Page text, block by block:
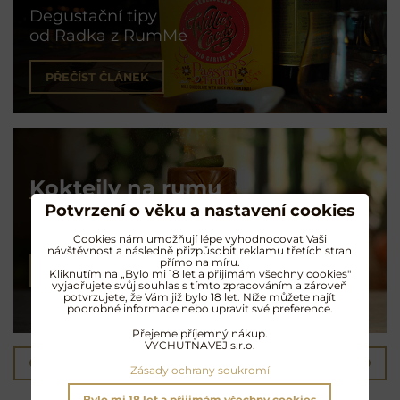
Degustační tipy
od Radka z RumMe
PŘEČÍST ČLÁNEK
Koktejly na rumu
NAMÍCHAT KOKTEJL
Předchozí produkt Následující produkt
Potvrzení o věku a nastavení cookies
Cookies nám umožňují lépe vyhodnocovat Vaši
návštěvnost a následně přizpůsobit reklamu třetích stran
přímo na míru.
Kliknutím na „Bylo mi 18 let a přijimám všechny cookies"
vyjadřujete svůj souhlas s tímto zpracováním a zároveň
potvrzujete, že Vám již bylo 18 let. Níže můžete najít
podrobné informace nebo upravit své preference.
Přejeme příjemný nákup.
VYCHUTNAVEJ s.r.o.
Zásady ochrany soukromí